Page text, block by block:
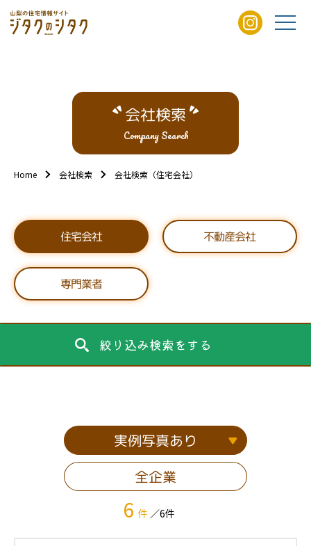
会社検索
Company Search
Home 会社検索 会社検索（住宅会社）
住宅会社 不動産会社
専門業者
絞り込み検索をする
実例写真あり
全企業
6 件 ／6件